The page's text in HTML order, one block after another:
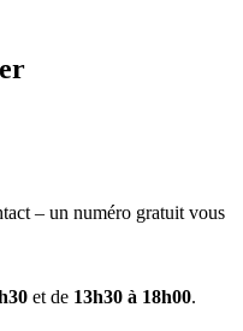
– un numéro gratuit vous
et de 13h30 à 18h00.